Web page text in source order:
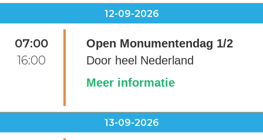
12-09-2026
07:00
16:00
Open Monumentendag 1/2
Door heel Nederland
Meer informatie
13-09-2026